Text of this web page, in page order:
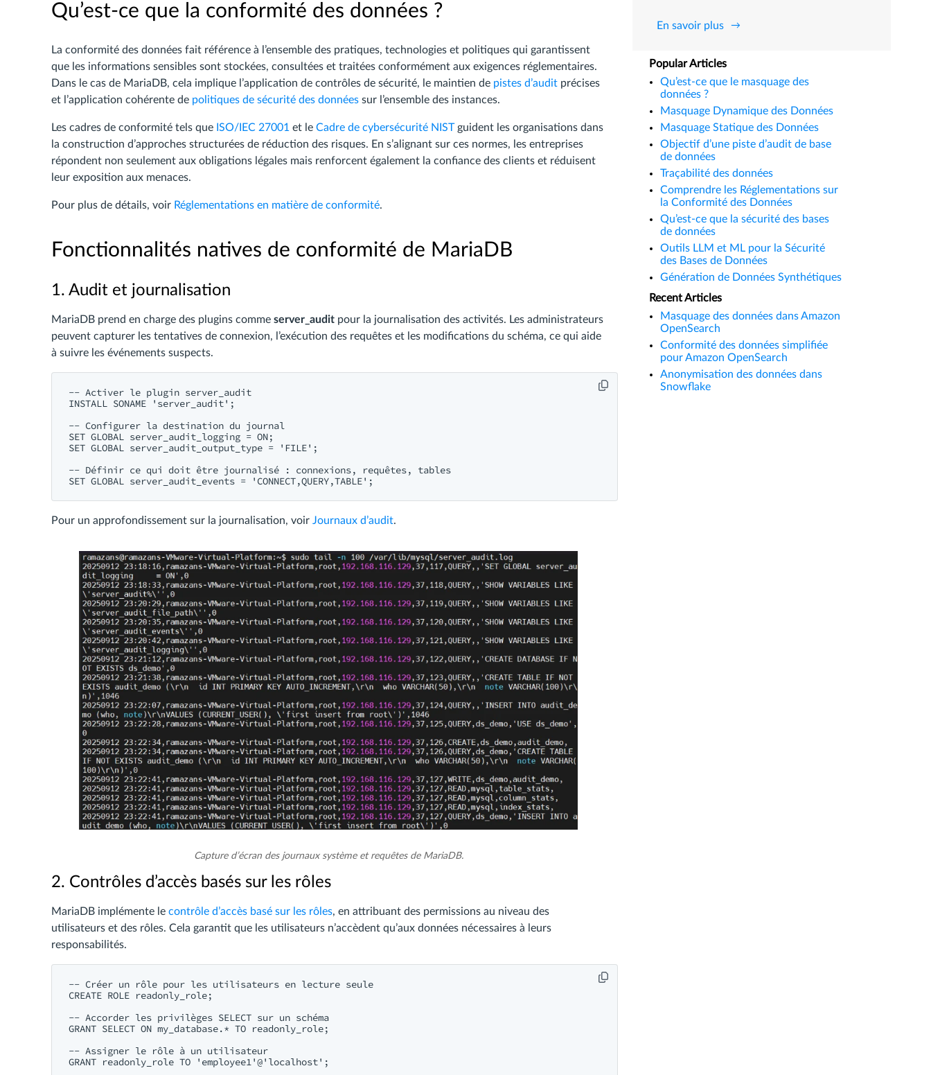
Qu’est-ce que la conformité des données ?
La conformité des données fait référence à l’ensemble des pratiques, technologies et politiques qui garantissent
que les informations sensibles sont stockées, consultées et traitées conformément aux exigences réglementaires.
Dans le cas de MariaDB, cela implique l’application de contrôles de sécurité, le maintien de pistes d’audit précises
et l’application cohérente de politiques de sécurité des données sur l’ensemble des instances.
Les cadres de conformité tels que ISO/IEC 27001 et le Cadre de cybersécurité NISTguident les organisations dans
la construction d’approches structurées de réduction des risques. En s’alignant sur ces normes, les entreprises
répondent non seulement aux obligations légales mais renforcent également la confiance des clients et réduisent
leur exposition aux menaces.
Pour plus de détails, voir Réglementations en matière de conformité.
Fonctionnalités natives de conformité de MariaDB
1. Audit et journalisation
MariaDB prend en charge des plugins comme server_audit pour la journalisation des activités. Les administrateurs
peuvent capturer les tentatives de connexion, l’exécution des requêtes et les modifications du schéma, ce qui aide
à suivre les événements suspects.
-- Activer le plugin server_audit
INSTALL SONAME 'server_audit';
-- Configurer la destination du journal
SET GLOBAL server_audit_logging = ON;
SET GLOBAL server_audit_output_type = 'FILE';
-- Définir ce qui doit être journalisé : connexions, requêtes, tables
Pour un approfondissement sur la journalisation, voir Journaux d’audit.
Capture d’écran des journaux système et requêtes de MariaDB.
2. Contrôles d’accès basés sur les rôles
MariaDB implémente le contrôle d’accès basé sur les rôles, en attribuant des permissions au niveau des
utilisateurs et des rôles. Cela garantit que les utilisateurs n’accèdent qu’aux données nécessaires à leurs
responsabilités.
-- Créer un rôle pour les utilisateurs en lecture seule
CREATE ROLE readonly_role;
-- Accorder les privilèges SELECT sur un schéma
GRANT SELECT ON my_database.* TO readonly_role;
-- Assigner le rôle à un utilisateur
GRANT readonly_role TO 'employee1'@'localhost';
En savoir plus
Popular Articles
Qu’est-ce que le masquage des
données ?
Masquage Dynamique des Données
Masquage Statique des Données
Objectif d’une piste d’audit de base
de données
Traçabilité des données
Comprendre les Réglementations sur
la Conformité des Données
Qu’est-ce que la sécurité des bases
de données
Outils LLM et ML pour la Sécurité
des Bases de Données
Génération de Données Synthétiques
Recent Articles
Masquage des données dans Amazon
OpenSearch
Conformité des données simplifiée
pour Amazon OpenSearch
Anonymisation des données dans
Snowflake